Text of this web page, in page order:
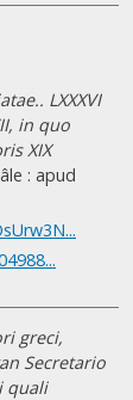
LXXXVI
in quo
XIX
: apud
greci,
Secretario
quali